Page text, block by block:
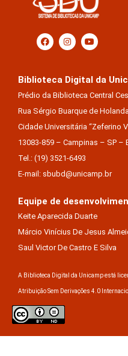
Biblioteca Digital da
Prédio da Biblioteca Central
Rua Sérgio Buarque de
Cidade Universitária “Zeferino
13083-859 – Campinas – SP –
Tel.: (19) 3521-6493
E-mail: sbubd@unicamp.br
Equipe de
Keite Aparecida Duarte
Márcio Vinícius De Jesus
Saul Victor De Castro E Silva
A Biblioteca Digital da Unicamp está
Atribuição Sem Derivações 4.0